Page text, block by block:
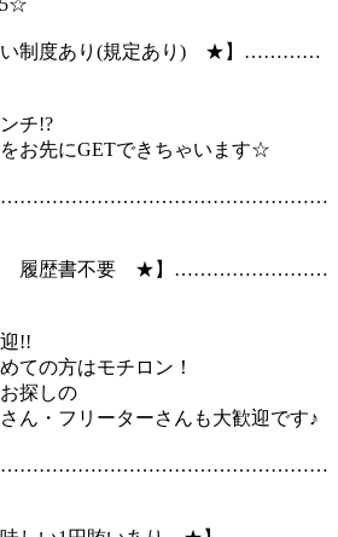
度あり(規定あり) ★】…………
チ!?
お先にGETできちゃいます☆
歴書不要 ★】……………………
!!
ての方はモチロン！
探しの
ん・フリーターさんも大歓迎です♪